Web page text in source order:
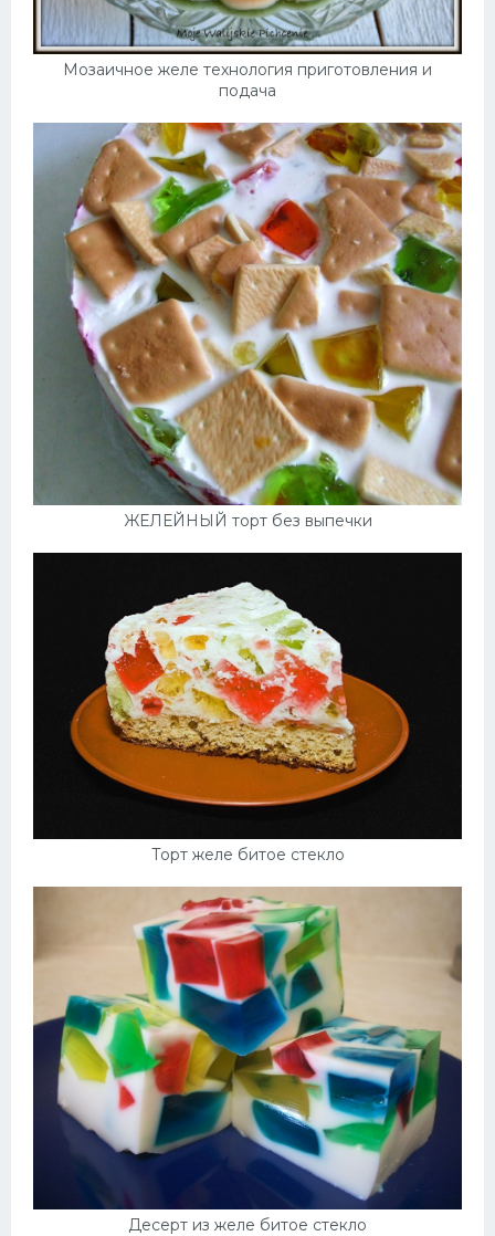
Мозаичное желе технология приготовления и
подача
ЖЕЛЕЙНЫЙ торт без выпечки
Торт желе битое стекло
Десерт из желе битое стекло